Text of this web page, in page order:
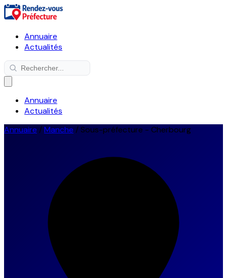
Annuaire
Actualités
Annuaire
Actualités
Annuaire /Manche / Sous-préfecture - Cherbourg